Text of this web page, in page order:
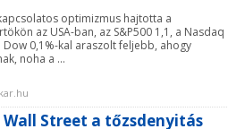
optimizmus hajtotta a
az USA-ban, az S&P500 1,1, a Nasdaq
0,1%-kal araszolt feljebb, ahogy
noha a ...
Street a tőzsdenyitás